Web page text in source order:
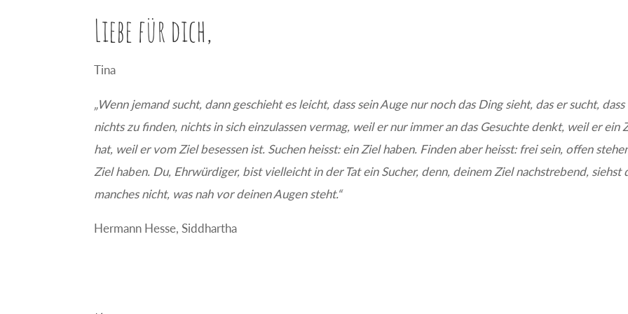
Liebe für dich,
Tina
„Wenn jemand sucht, dann geschieht es leicht, dass sein Auge nur noch das Ding sieht, das er sucht, dass
nichts zu finden, nichts in sich einzulassen vermag, weil er nur immer an das Gesuchte denkt, weil er ein
hat, weil er vom Ziel besessen ist. Suchen heisst: ein Ziel haben. Finden aber heisst: frei sein, offen
Ziel haben. Du, Ehrwürdiger, bist vielleicht in der Tat ein Sucher, denn, deinem Ziel nachstrebend, siehst
manches nicht, was nah vor deinen Augen steht.“
Hermann Hesse, Siddhartha